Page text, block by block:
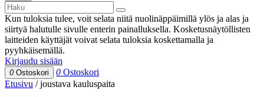
Kun tuloksia tulee, voit selata niitä nuolinäppäimillä ylös ja alas ja
siirtyä halutulle sivulle enterin painalluksella. Kosketusnäytöllisten
laitteiden käyttäjät voivat selata tuloksia koskettamalla ja
pyyhkäisemällä.
Kirjaudu sisään
0 Ostoskori 0 Ostoskori
Etusivu /joustava kauluspaita